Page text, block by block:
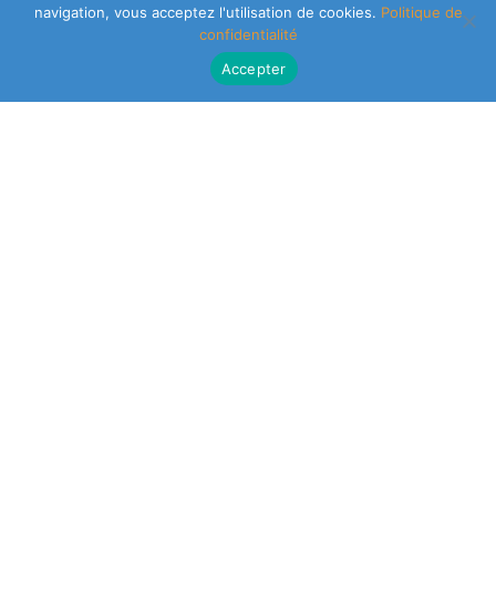
navigation, vous acceptez l'utilisation de cookies. Politique de
confidentialité
Accepter